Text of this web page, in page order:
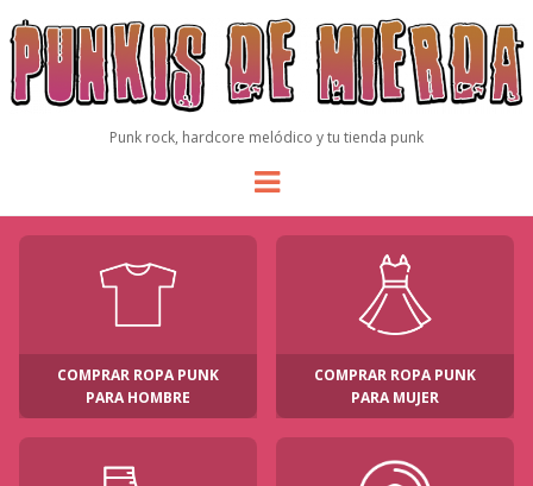
Punk rock, hardcore melódico y tu tienda punk
Menu
COMPRAR ROPA PUNK
PARA HOMBRE
COMPRAR ROPA PUNK
PARA MUJER